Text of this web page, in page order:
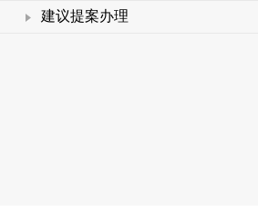
建议提案办理